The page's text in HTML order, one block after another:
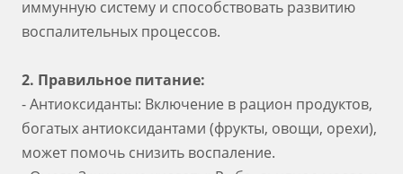
иммунную систему и способствовать развитию
воспалительных процессов.
2. Правильное питание:
- Антиоксиданты: Включение в рацион продуктов,
богатых антиоксидантами (фрукты, овощи, орехи),
может помочь снизить воспаление.